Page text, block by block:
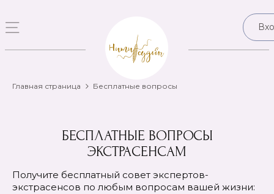
Главная страница Бесплатные вопросы
БЕСПЛАТНЫЕ ВОПРОСЫ
ЭКСТРАСЕНСАМ
Получите бесплатный совет экспертов-
экстрасенсов по любым вопросам вашей жизни: